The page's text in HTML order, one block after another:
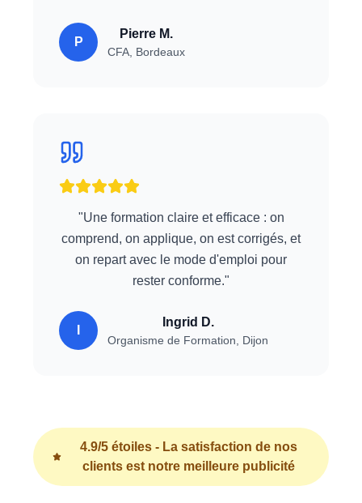
P
Pierre M.
CFA Bordeaux
"Une formation claire et efficace : on
comprend, on applique, on est corrigés, et
on repart avec le mode d'emploi pour
rester conforme."
Ingrid D.
Organisme de Formation Dijon
4.9/5 étoiles - La satisfaction de nos
clients est notre meilleure publicité